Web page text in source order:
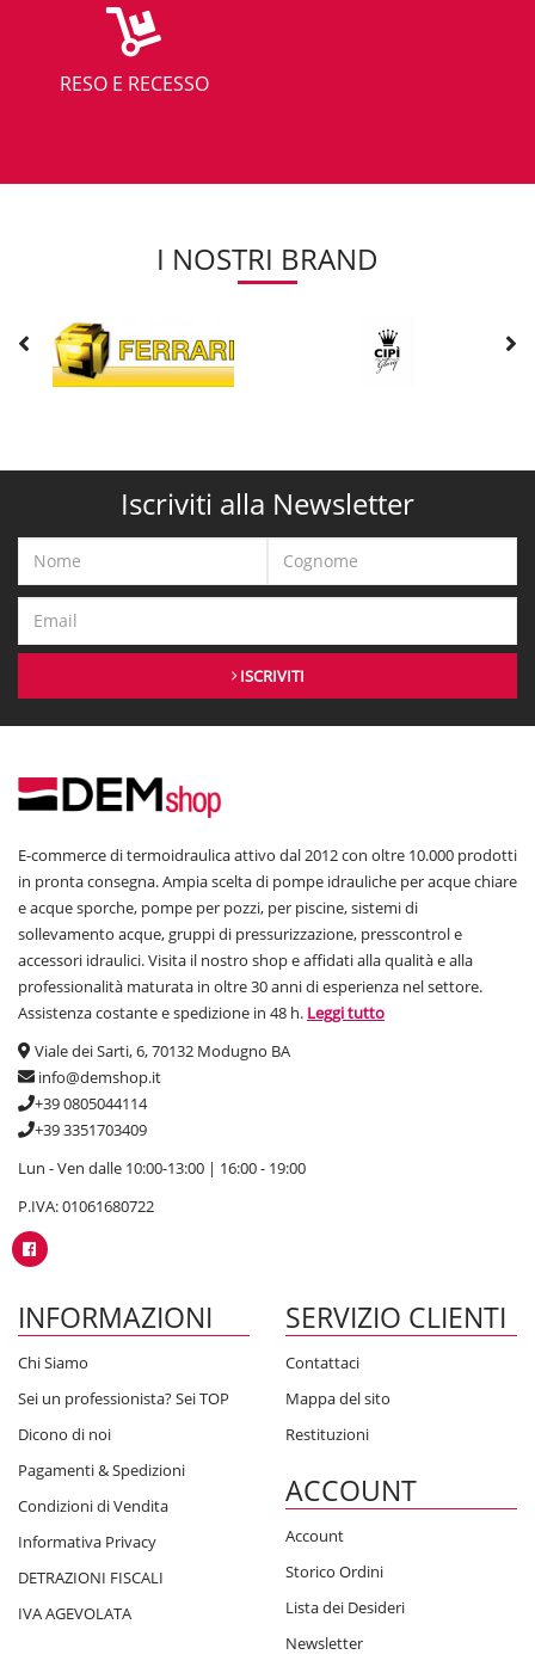
RESO E RECESSO
I NOSTRI BRAND
Iscriviti alla Newsletter
ISCRIVITI
E-commerce di termoidraulica attivo dal 2012 con oltre 10.000 prodotti
in pronta consegna. Ampia scelta di pompe idrauliche per acque chiare
e acque sporche, pompe per pozzi, per piscine, sistemi di
sollevamento acque, gruppi di pressurizzazione, presscontrol e
accessori idraulici. Visita il nostro shop e affidati alla qualità e alla
professionalità maturata in oltre 30 anni di esperienza nel settore.
Assistenza costante e spedizione in 48 h. Leggi tutto
Viale dei Sarti, 6, 70132 Modugno BA
info@demshop.it
+39 0805044114
+39 3351703409
Lun - Ven dalle 10:00-13:00 | 16:00 - 19:00
P.IVA: 01061680722
INFORMAZIONI
Chi Siamo
Sei un professionista? Sei TOP
Dicono di noi
Pagamenti & Spedizioni
Condizioni di Vendita
Informativa Privacy
DETRAZIONI FISCALI
IVA AGEVOLATA
SERVIZIO CLIENTI
Contattaci
Mappa del sito
Restituzioni
ACCOUNT
Account
Storico Ordini
Lista dei Desideri
Newsletter